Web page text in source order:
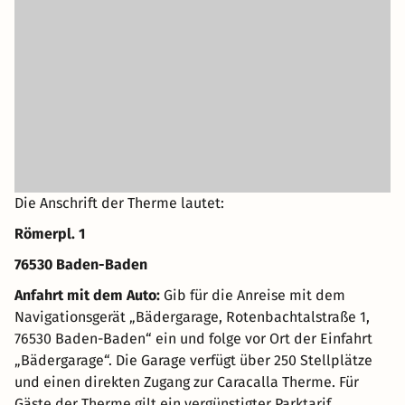
Die Anschrift der Therme lautet:
Römerpl. 1
76530 Baden-Baden
Anfahrt mit dem Auto: Gib für die Anreise mit dem
Navigationsgerät „Bädergarage, Rotenbachtalstraße 1,
76530 Baden-Baden“ ein und folge vor Ort der Einfahrt
„Bädergarage“. Die Garage verfügt über 250 Stellplätze
und einen direkten Zugang zur Caracalla Therme. Für